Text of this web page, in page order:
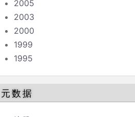
2005
2003
2000
1999
1995
元数据